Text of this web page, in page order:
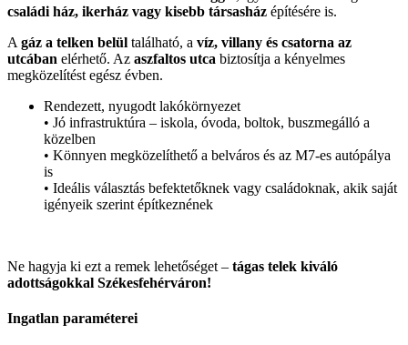
családi ház, ikerház vagy kisebb társasház építésére is.
A gáz a telken belül található, a víz, villany és csatorna az
utcában elérhető. Az aszfaltos utca biztosítja a kényelmes
megközelítést egész évben.
Rendezett, nyugodt lakókörnyezet
• Jó infrastruktúra – iskola, óvoda, boltok, buszmegálló a
közelben
• Könnyen megközelíthető a belváros és az M7-es autópálya
is
• Ideális választás befektetőknek vagy családoknak, akik saját
igényeik szerint építkeznének
Ne hagyja ki ezt a remek lehetőséget – tágas telek kiváló
adottságokkal Székesfehérváron!
Ingatlan paraméterei